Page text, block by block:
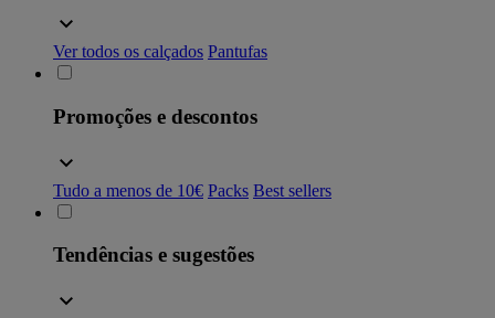
Ver todos os calçados Pantufas
Promoções e descontos
Tudo a menos de 10€ Packs Best sellers
Tendências e sugestões